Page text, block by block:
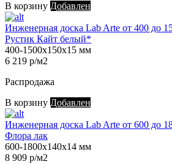
В корзину Добавлен
Инженерная доска Lab Arte от 400 до
Рустик Кайт белый*
400-1500х150х15 мм
6 219 р/м2
Распродажа
В корзину Добавлен
Инженерная доска Lab Arte от 600 до
Флора лак
600-1800х140х14 мм
8 909 р/м2